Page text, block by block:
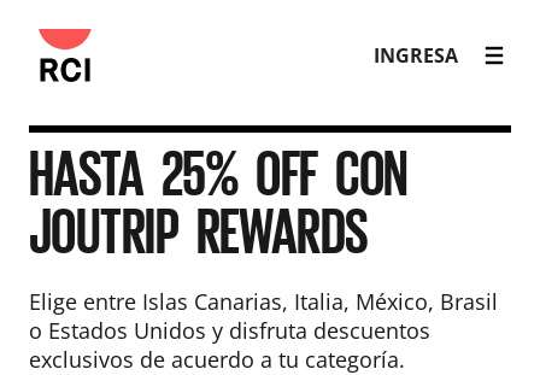
INGRESA
HASTA 25% OFF CON
JOUTRIP REWARDS
Elige entre Islas Canarias, Italia, México, Brasil
o Estados Unidos y disfruta descuentos
exclusivos de acuerdo a tu categoría.